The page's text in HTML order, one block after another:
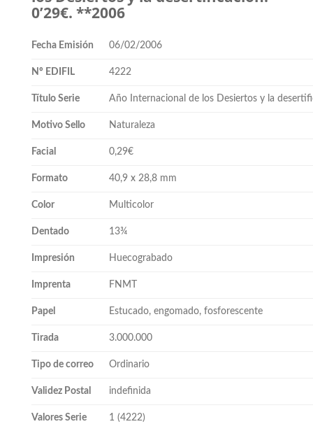
0’29€. **2006
Fecha Emisión 06/02/2006
Nº EDIFIL 4222
Título Serie Año Internacional de los Desiertos y la
Motivo Sello Naturaleza
Facial 0,29€
Formato 40,9 x 28,8 mm
Color Multicolor
Dentado 13¾
Impresión Huecograbado
Imprenta FNMT
Papel Estucado, engomado, fosforescente
Tirada 3.000.000
Tipo de correo Ordinario
Validez Postal indefinida
Valores Serie 1 (4222)